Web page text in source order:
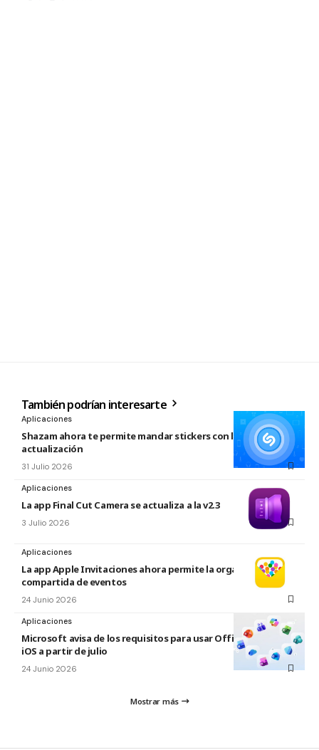
También podrían interesarte
Aplicaciones
Shazam ahora te permite mandar stickers con la nueva
actualización
31 Julio 2026
Aplicaciones
La app Final Cut Camera se actualiza a la v2.3
3 Julio 2026
Aplicaciones
La app Apple Invitaciones ahora permite la organización
compartida de eventos
24 Junio 2026
Aplicaciones
Microsoft avisa de los requisitos para usar Office en macOS y
iOS a partir de julio
24 Junio 2026
Mostrar más